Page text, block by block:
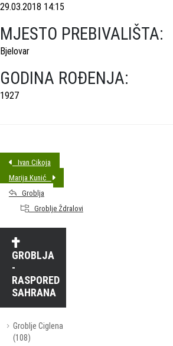
29.03.2018 14:15
MJESTO PREBIVALIŠTA:
Bjelovar
GODINA ROĐENJA:
1927
Ivan Cikoja
Marija Kunić
Groblja
Groblje Ždralovi
GROBLJA
-
RASPORED
SAHRANA
Groblje Ciglena
(108)